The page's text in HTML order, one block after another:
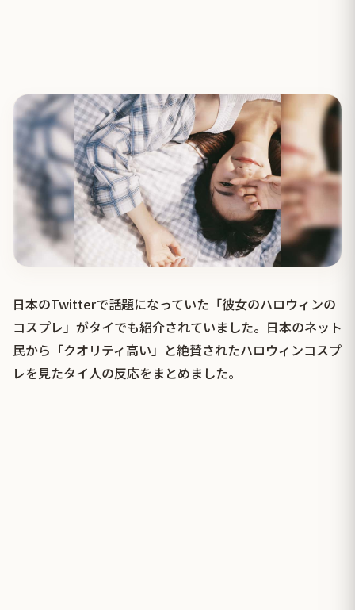
日本のTwitterで話題になっていた「彼女のハロウィンの
コスプレ」がタイでも紹介されていました。日本のネット
民から「クオリティ高い」と絶賛されたハロウィンコスプ
レを見たタイ人の反応をまとめました。